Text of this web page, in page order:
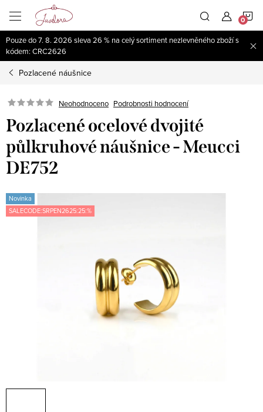
obsah
Pouze do 7. 8. 2026 sleva 26 % na celý sortiment nezlevněného zboží s
kódem: CRC2626
Pozlacené náušnice
Neohodnoceno Podrobnosti hodnocení
Pozlacené ocelové dvojité
půlkruhové náušnice - Meucci
DE752
Novinka
SALECODE:SRPEN2625:25:%